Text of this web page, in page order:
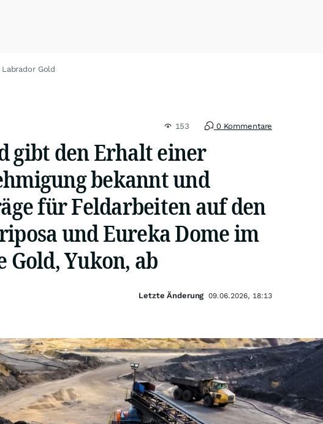
Gold
153 0 Kommentare
gibt den Erhalt einer
bekannt und
für Feldarbeiten auf den
und Eureka Dome im
Yukon, ab
Letzte Änderung 09.06.2026, 18:13